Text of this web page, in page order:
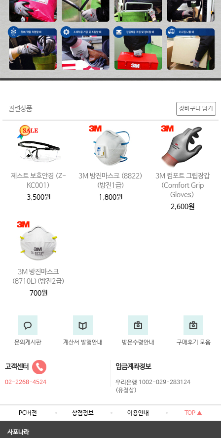
관련상품 장바구니 담기
제스트 보호안경 (Z-
KC001)
3,500원
3M 방진마스크 (8822)
(방진1급)
1,800원
3M 컴포트 그립장갑
(Comfort Grip
Gloves)
2,600원
3M 방진마스크
(8710L)(방진2급)
700원
문의게시판 계산서 발행안내 방문수령안내 구매후기 모음
고객센터
02-2268-4524
입금계좌정보
우리은행 1002-029-283124
(유정상)
PC버전 상점정보 이용안내 TOP ▲
사포나라